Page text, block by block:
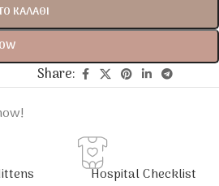
ΚΑΛΆΘΙ
Share:
Hospital Checklist